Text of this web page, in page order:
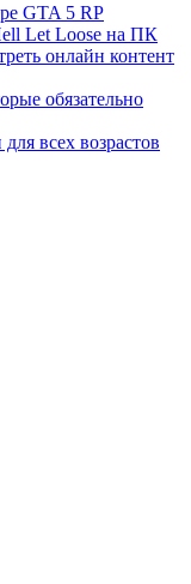
GTA 5 RP
Let Loose на ПК
онлайн контент
обязательно
всех возрастов